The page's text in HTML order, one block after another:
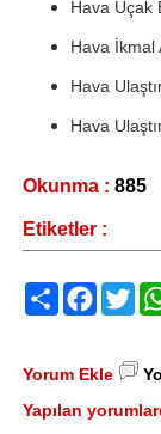
Hava Uçak
Hava İkmal
Hava
Hava
Okunma : 885
Etiketler :
Paylaş
Yorum Ekle
Yapılan